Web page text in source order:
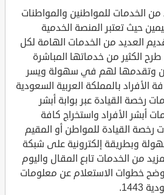
الخدمات للمواطنين والمواطنات
حيث تعتبر المنصة الخدمية
العديد من الخدمات الهامة لكل
الكثير من خدماتها المباشرة
وتقدمها لهم في سهولة ويسر
الأفراد بالمملكة العربية السعودية
رخصة القيادة عبر بوابة أبشر
أبشر الأفراد واستخراج كافة
رخصة القيادة للمواطن أو المقيم
وبطريقة إلكترونية على شبكة
من الخدمات تابع المقال واليوم
خطوات الاستعلام عن معلومات